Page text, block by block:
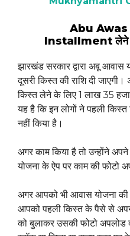
Abu Awas
Installment लेने के
झारखंड सरकार द्वारा अबू आवास
दूसरी किस्त की राशि दी
किस्त लेने के लिए 1 लाख 35
यह है कि इन लोगों ने पहली
नहीं किया है।
अगर काम किया है तो उन्होंने
योजना के ऐप पर काम की फोटो
अगर आपको भी आवास योजना की
आपको पहली किस्त के पैसे से
को बुलाकर उसकी फोटो अपलोड